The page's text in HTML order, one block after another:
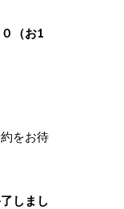
０（お1
をお待
しまし